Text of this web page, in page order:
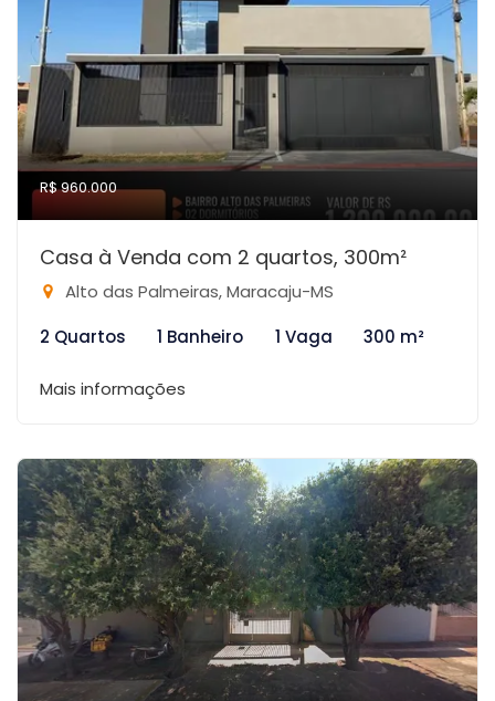
R$ 960.000
Casa à Venda com 2 quartos, 300m²
Alto das Palmeiras, Maracaju-MS
2 Quartos
1 Banheiro 1 Vaga 300 m²
Mais informações